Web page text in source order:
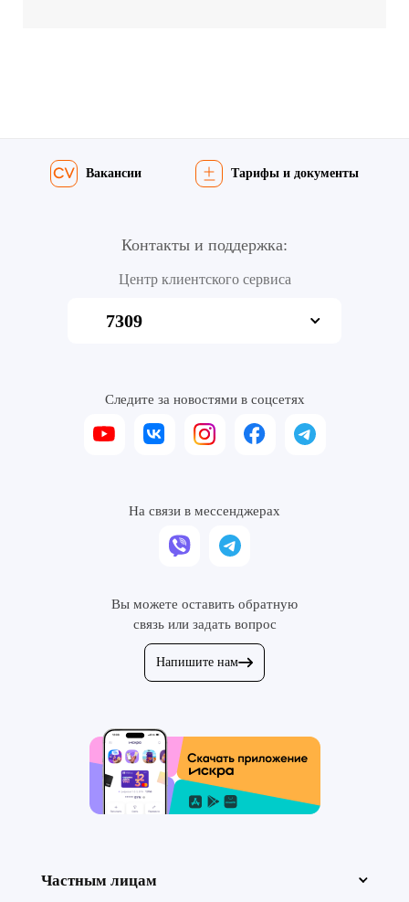
Вакансии Тарифы и документы
Контакты и поддержка:
Центр клиентского сервиса
7309
Следите за новостями в соцсетях
На связи в мессенджерах
Вы можете оставить обратную
связь или задать вопрос
Напишите нам
Частным лицам